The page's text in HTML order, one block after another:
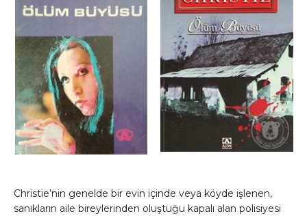
Christie’nin genelde bir evin içinde veya köyde işlenen,
sanıkların aile bireylerinden oluştuğu kapalı alan polisiyesi